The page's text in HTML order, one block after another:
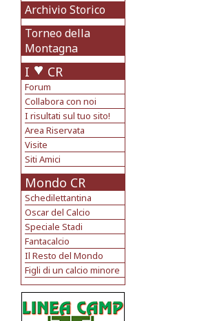
Archivio Storico
Torneo della
Montagna
I CR
Forum
Collabora con noi
I risultati sul tuo sito!
Area Riservata
Visite
Siti Amici
Mondo CR
Schedilettantina
Oscar del Calcio
Speciale Stadi
Fantacalcio
Il Resto del Mondo
Figli di un calcio minore